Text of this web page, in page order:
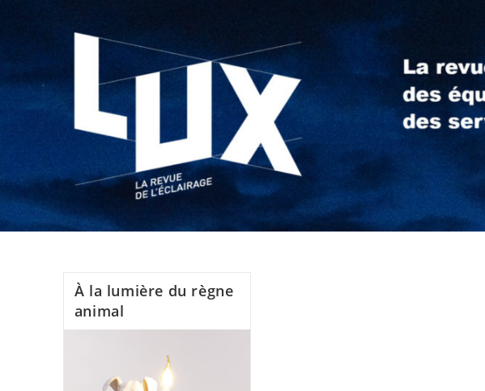
À la lumière du règne
animal